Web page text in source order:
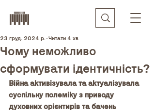
Чому неможливо
сформувати ідентичність?
23 груд. 2024 р. Читати 4 хв
Війна активізувала та актуалізувала
суспільну полеміку з приводу
духовних орієнтирів та бачень